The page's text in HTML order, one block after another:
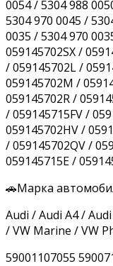
0054 / 5304 988
5304 970 0045 /
0035 / 5304 970
059145702SX /
/ 059145702L /
059145702M /
059145702R /
/ 059145715FV /
059145702HV /
/ 059145702QV /
059145715E /
🚗Марка
Audi / Audi A4 /
/ VW Marine / VW
59001107055